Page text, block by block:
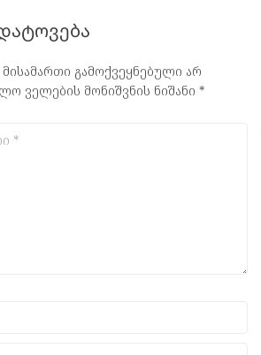
გამოქვეყნებული არ
ველების მონიშვნის ნიშანი *